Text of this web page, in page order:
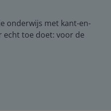
onderwijs met kant-en-
echt toe doet: voor de